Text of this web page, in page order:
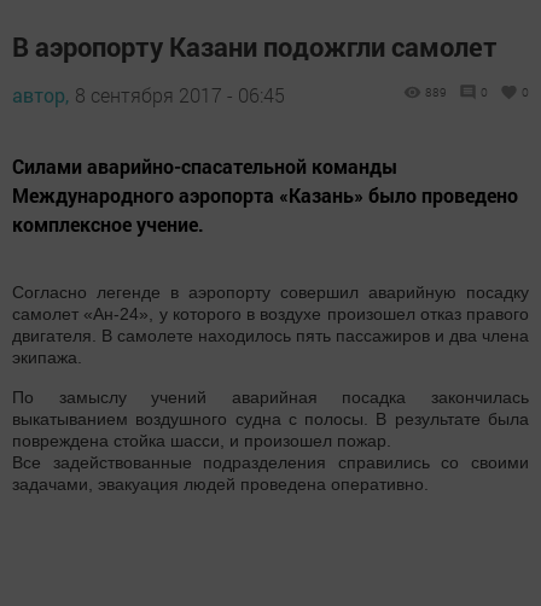
В аэропорту Казани подожгли самолет
автор, 8 сентября 2017 - 06:45 889 0 0
Силами аварийно-спасательной команды
Международного аэропорта «Казань» было проведено
комплексное учение.
Согласно легенде в аэропорту совершил аварийную посадку
самолет «Ан-24», у которого в воздухе произошел отказ правого
двигателя. В самолете находилось пять пассажиров и два члена
экипажа.
По замыслу учений аварийная посадка закончилась
выкатыванием воздушного судна с полосы. В результате была
повреждена стойка шасси, и произошел пожар.
Все задействованные подразделения справились со своими
задачами, эвакуация людей проведена оперативно.